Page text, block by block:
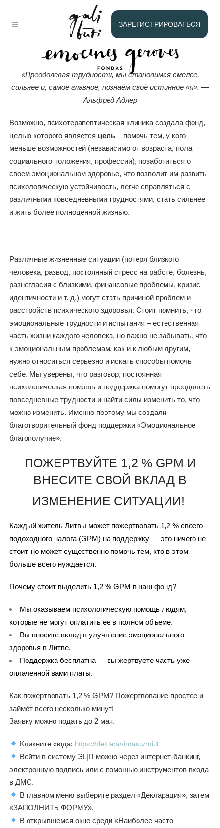
ЗАРЕГИСТРИРОВАТЬСЯ
«Преодолевая трудности, мы становимся смелее,
сильнее и, самое главное, познаём своё истинное «я». —
Альфред Адлер
Возможно, психотерапевтическая клиника создала фонд,
целью которого является цель – помочь тем, у кого
меньше возможностей (независимо от возраста, пола,
социального положения, профессии), позаботиться о
своем эмоциональном здоровье, что позволит им развить
психологическую устойчивость, легче справляться с
различными повседневными трудностями, стать сильнее
и жить более полноценной жизнью.
Различные жизненные ситуации (потеря близкого
человека, развод, постоянный стресс на работе, болезнь,
разногласия с близкими, финансовые проблемы, кризис
идентичности и т. д.) могут стать причиной проблем и
расстройств психического здоровья. Стоит помнить, что
эмоциональные трудности и испытания – естественная
часть жизни каждого человека, но важно не забывать, что
к эмоциональным проблемам, как и к любым другим,
нужно относиться серьёзно и искать способы помочь
себе. Мы уверены, что разговор, постоянная
психологическая помощь и поддержка помогут преодолеть
повседневные трудности и найти силы изменить то, что
можно изменить. Именно поэтому мы создали
благотворительный фонд поддержки «Эмоциональное
благополучие».
ПОЖЕРТВУЙТЕ 1,2 % GPM И
ВНЕСИТЕ СВОЙ ВКЛАД В
ИЗМЕНЕНИЕ СИТУАЦИИ!
Каждый житель Литвы может пожертвовать 1,2 % своего
подоходного налога (GPM) на поддержку — это ничего не
стоит, но может существенно помочь тем, кто в этом
больше всего нуждается.
Почему стоит выделить 1,2 % GPM в наш фонд?
Мы оказываем психологическую помощь людям,
которые не могут оплатить ее в полном объеме.
Вы вносите вклад в улучшение эмоционального
здоровья в Литве.
Поддержка бесплатна — вы жертвуете часть уже
оплаченной вами платы.
Как пожертвовать 1,2 % GPM? Пожертвование простое и
займёт всего несколько минут!
Заявку можно подать до 2 мая.
Кликните сюда: https://deklaravimas.vmi.lt
Войти в систему ЭЦП можно через интернет-банкинг,
электронную подпись или с помощью инструментов входа
в ДМС.
В главном меню выберите раздел «Декларация», затем
«ЗАПОЛНИТЬ ФОРМУ».
В открывшемся окне среди «Наиболее часто